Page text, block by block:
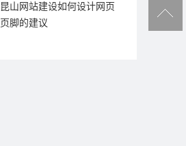
昆山网站建设如何设计网页
页脚的建议